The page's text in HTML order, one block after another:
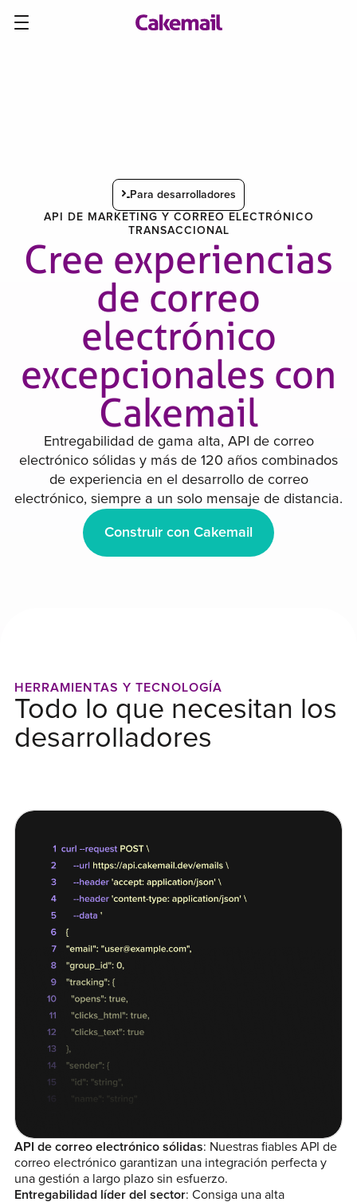
Para desarrolladores
API DE MARKETING Y CORREO ELECTRÓNICO
TRANSACCIONAL
Cree experiencias
de correo
electrónico
excepcionales con
Cakemail
Entregabilidad de gama alta, API de correo
electrónico sólidas y más de 120 años combinados
de experiencia en el desarrollo de correo
electrónico, siempre a un solo mensaje de distancia.
Construir con Cakemail
HERRAMIENTAS Y TECNOLOGÍA
Todo lo que necesitan los
desarrolladores
API de correo electrónico sólidas: Nuestras fiables API de
correo electrónico garantizan una integración perfecta y
una gestión a largo plazo sin esfuerzo.
Entregabilidad líder del sector: Consiga una alta